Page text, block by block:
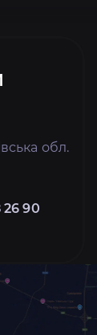
обл.
26 90